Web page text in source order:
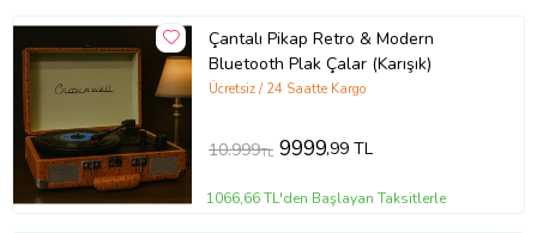
Çantalı Pikap Retro & Modern
Bluetooth Plak Çalar (Karışık)
Ücretsiz / 24 Saatte Kargo
10.999TL 9999,99 TL
1066,66 TL'den Başlayan Taksitlerle